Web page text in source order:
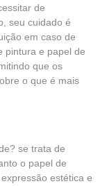
de
seu cuidado é
em caso de
pintura e papel de
que os
o que é mais
se trata de
o papel de
estética e